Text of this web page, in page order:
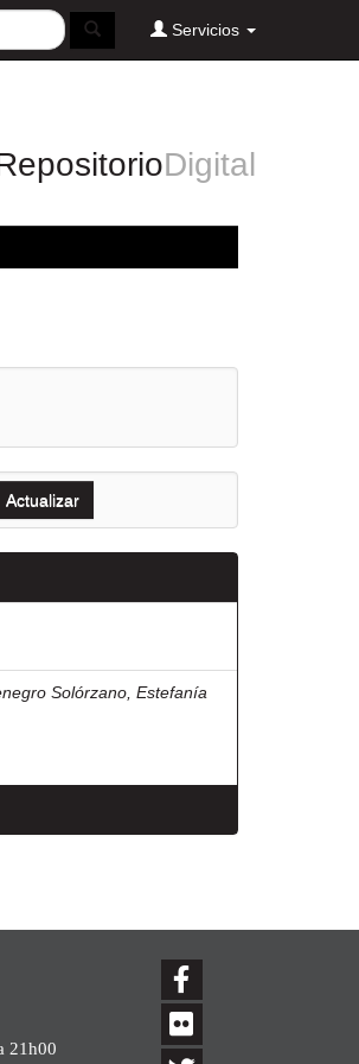
Servicios
Digital
Solórzano, Estefanía
21h00